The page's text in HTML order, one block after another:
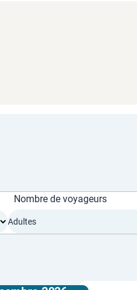
Nombre de voyageurs
Adultes